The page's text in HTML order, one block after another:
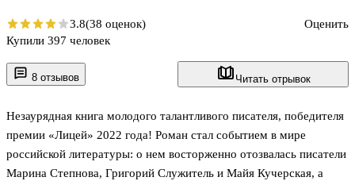
8 отзывов Читать отрывок
Незаурядная книга молодого талантливого писателя, победителя
премии «Лицей» 2022 года! Роман стал событием в мире
российской литературы: о нем восторженно отозвалась писатели
Марина Степнова, Григорий Служитель и Майя Кучерская, а
3.8(38 оценок)
Оценить
Купили 397 человек